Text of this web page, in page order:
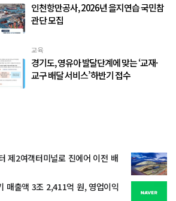
인천항만공사, 2026년 을지연습 국민참
관단 모집
교육
경기도, 영유아 발달단계에 맞는 ‘교재·
교구 배달 서비스’ 하반기 접수
제2여객터미널로 진에어 이전 배
매출액 3조 2,411억 원, 영업이익